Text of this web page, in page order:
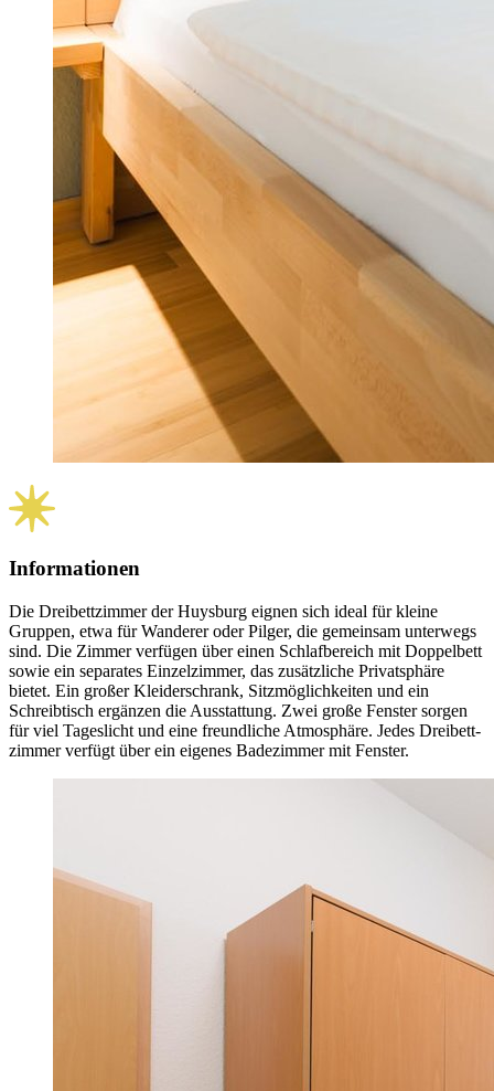
Informationen
Die Dreibett­zimmer der Huysburg eignen sich ideal für kleine
Gruppen, etwa für Wanderer oder Pilger, die gemeinsam unterwegs
sind. Die Zimmer verfügen über einen Schlafbereich mit Doppelbett
sowie ein separates Einzelzimmer, das zusätzliche Privat­sphäre
bietet. Ein großer Kleiderschrank, Sitz­möglichkeiten und ein
Schreibtisch ergänzen die Ausstattung. Zwei große Fenster sorgen
für viel Tageslicht und eine freundliche Atmosphäre. Jedes Dreibett­
zimmer verfügt über ein eigenes Badezimmer mit Fenster.